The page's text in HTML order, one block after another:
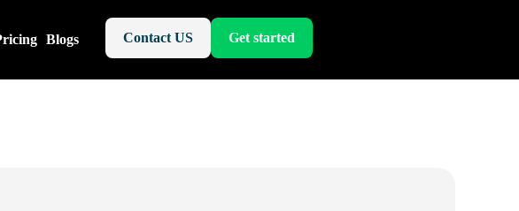
Blogs Contact US Get started